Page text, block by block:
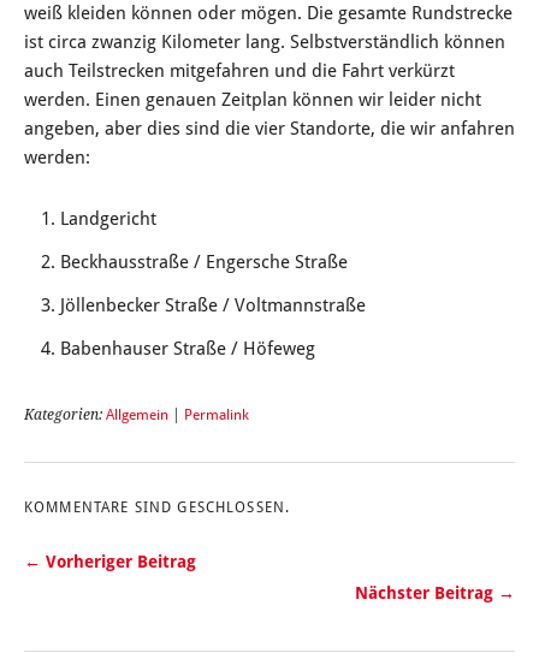
weiß kleiden können oder mögen. Die gesamte Rundstrecke
ist circa zwanzig Kilometer lang. Selbstverständlich können
auch Teilstrecken mitgefahren und die Fahrt verkürzt
werden. Einen genauen Zeitplan können wir leider nicht
angeben, aber dies sind die vier Standorte, die wir anfahren
werden:
Landgericht
Beckhausstraße / Engersche Straße
Jöllenbecker Straße / Voltmannstraße
Babenhauser Straße / Höfeweg
Kategorien: Allgemein Permalink
KOMMENTARE SIND GESCHLOSSEN.
← Vorheriger Beitrag
Nächster Beitrag →